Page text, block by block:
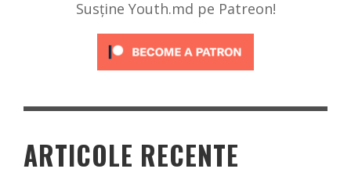
Susține Youth.md pe Patreon!
ARTICOLE RECENTE